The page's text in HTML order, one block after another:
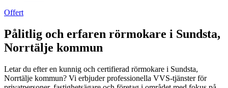
Offert
Pålitlig och erfaren rörmokare i Sundsta,
Norrtälje kommun
Letar du efter en kunnig och certifierad rörmokare i Sundsta,
Norrtälje kommun? Vi erbjuder professionella VVS-tjänster för